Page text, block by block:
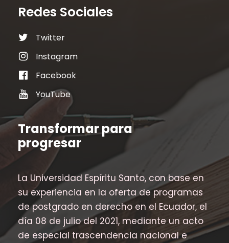
Redes Sociales
Twitter
Instagram
Facebook
YouTube
Transformar para
progresar
La Universidad Espíritu Santo, con base en
su experiencia en la oferta de programas
de postgrado en derecho en el Ecuador, el
día 08 de julio del 2021, mediante un acto
de especial trascendencia nacional e